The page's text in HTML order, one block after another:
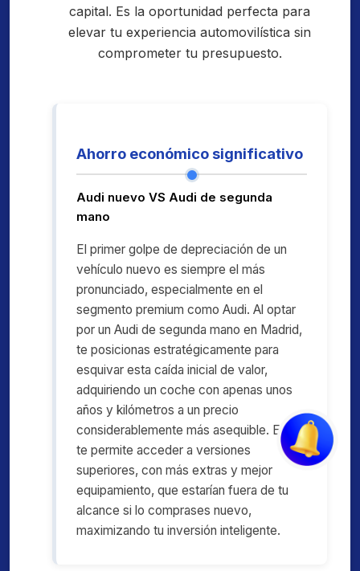
capital. Es la oportunidad perfecta para
elevar tu experiencia automovilística sin
comprometer tu presupuesto.
Ahorro económico significativo
Audi nuevo VS Audi de segunda
mano
El primer golpe de depreciación de un
vehículo nuevo es siempre el más
pronunciado, especialmente en el
segmento premium como Audi. Al optar
por un Audi de segunda mano en Madrid,
te posicionas estratégicamente para
esquivar esta caída inicial de valor,
adquiriendo un coche con apenas unos
años y kilómetros a un precio
considerablemente más asequible. Esto
te permite acceder a versiones
superiores, con más extras y mejor
equipamiento, que estarían fuera de tu
alcance si lo comprases nuevo,
maximizando tu inversión inteligente.